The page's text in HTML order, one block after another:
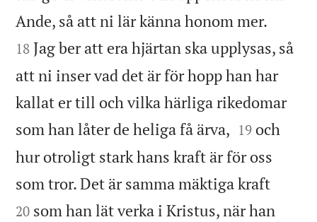
Ande, så att ni lär känna honom mer.
18 Jag ber att era hjärtan ska upplysas, så
att ni inser vad det är för hopp han har
kallat er till och vilka härliga rikedomar
som han låter de heliga få ärva, 

19 och
hur otroligt stark hans kraft är för oss
som tror. Det är samma mäktiga kraft
20 som han lät verka i Kristus, när han